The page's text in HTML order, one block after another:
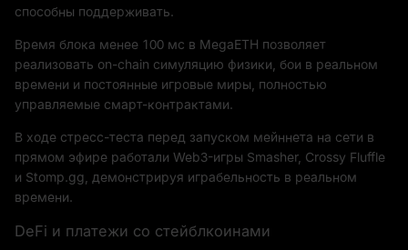
способны поддерживать.
Время блока менее 100 мс в MegaETH позволяет
реализовать on-chain симуляцию физики, бои в реальном
времени и постоянные игровые миры, полностью
управляемые смарт-контрактами.
В ходе стресс-теста перед запуском мейннета на сети в
прямом эфире работали Web3-игры Smasher, Crossy Fluffle
и Stomp.gg, демонстрируя играбельность в реальном
времени.
DeFi и платежи со стейблкоинами